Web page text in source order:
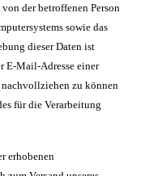
der betroffenen Person
sowie das
dieser Daten ist
E-Mail-Adresse einer
nachvollziehen zu können
für die Verarbeitung
erhobenen